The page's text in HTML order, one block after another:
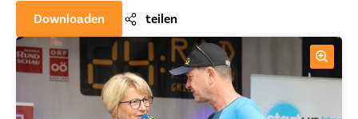
Downloaden teilen